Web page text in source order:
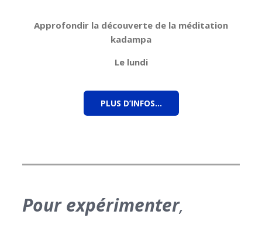
Approfondir la découverte de la méditation
kadampa
Le lundi
PLUS D’INFOS…
Pour expérimenter,